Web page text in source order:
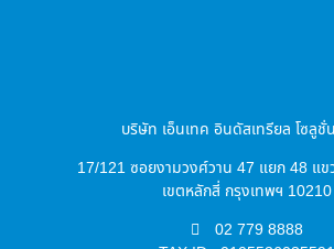
บริษัท เอ็นเทค อินดัสเทรียล โซลูชั่
17/121 ซอยงามวงศ์วาน 47 แยก 48 แ
เขตหลักสี่ กรุงเทพฯ 10210
02 779 8888